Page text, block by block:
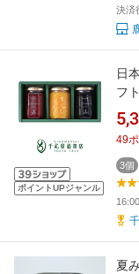
決済
ポイントUPジャンル
日
フ
い
ゼ
49
3個
夏